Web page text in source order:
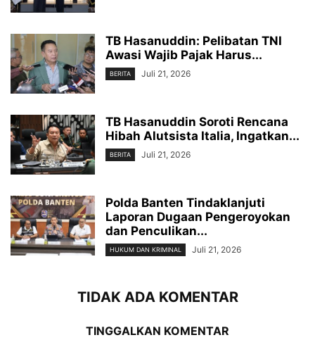
TB Hasanuddin: Pelibatan TNI
Awasi Wajib Pajak Harus...
BERITA Juli 21, 2026
TB Hasanuddin Soroti Rencana
Hibah Alutsista Italia, Ingatkan...
BERITA Juli 21, 2026
Polda Banten Tindaklanjuti
Laporan Dugaan Pengeroyokan
dan Penculikan...
HUKUM DAN KRIMINAL Juli 21, 2026
TIDAK ADA KOMENTAR
TINGGALKAN KOMENTAR